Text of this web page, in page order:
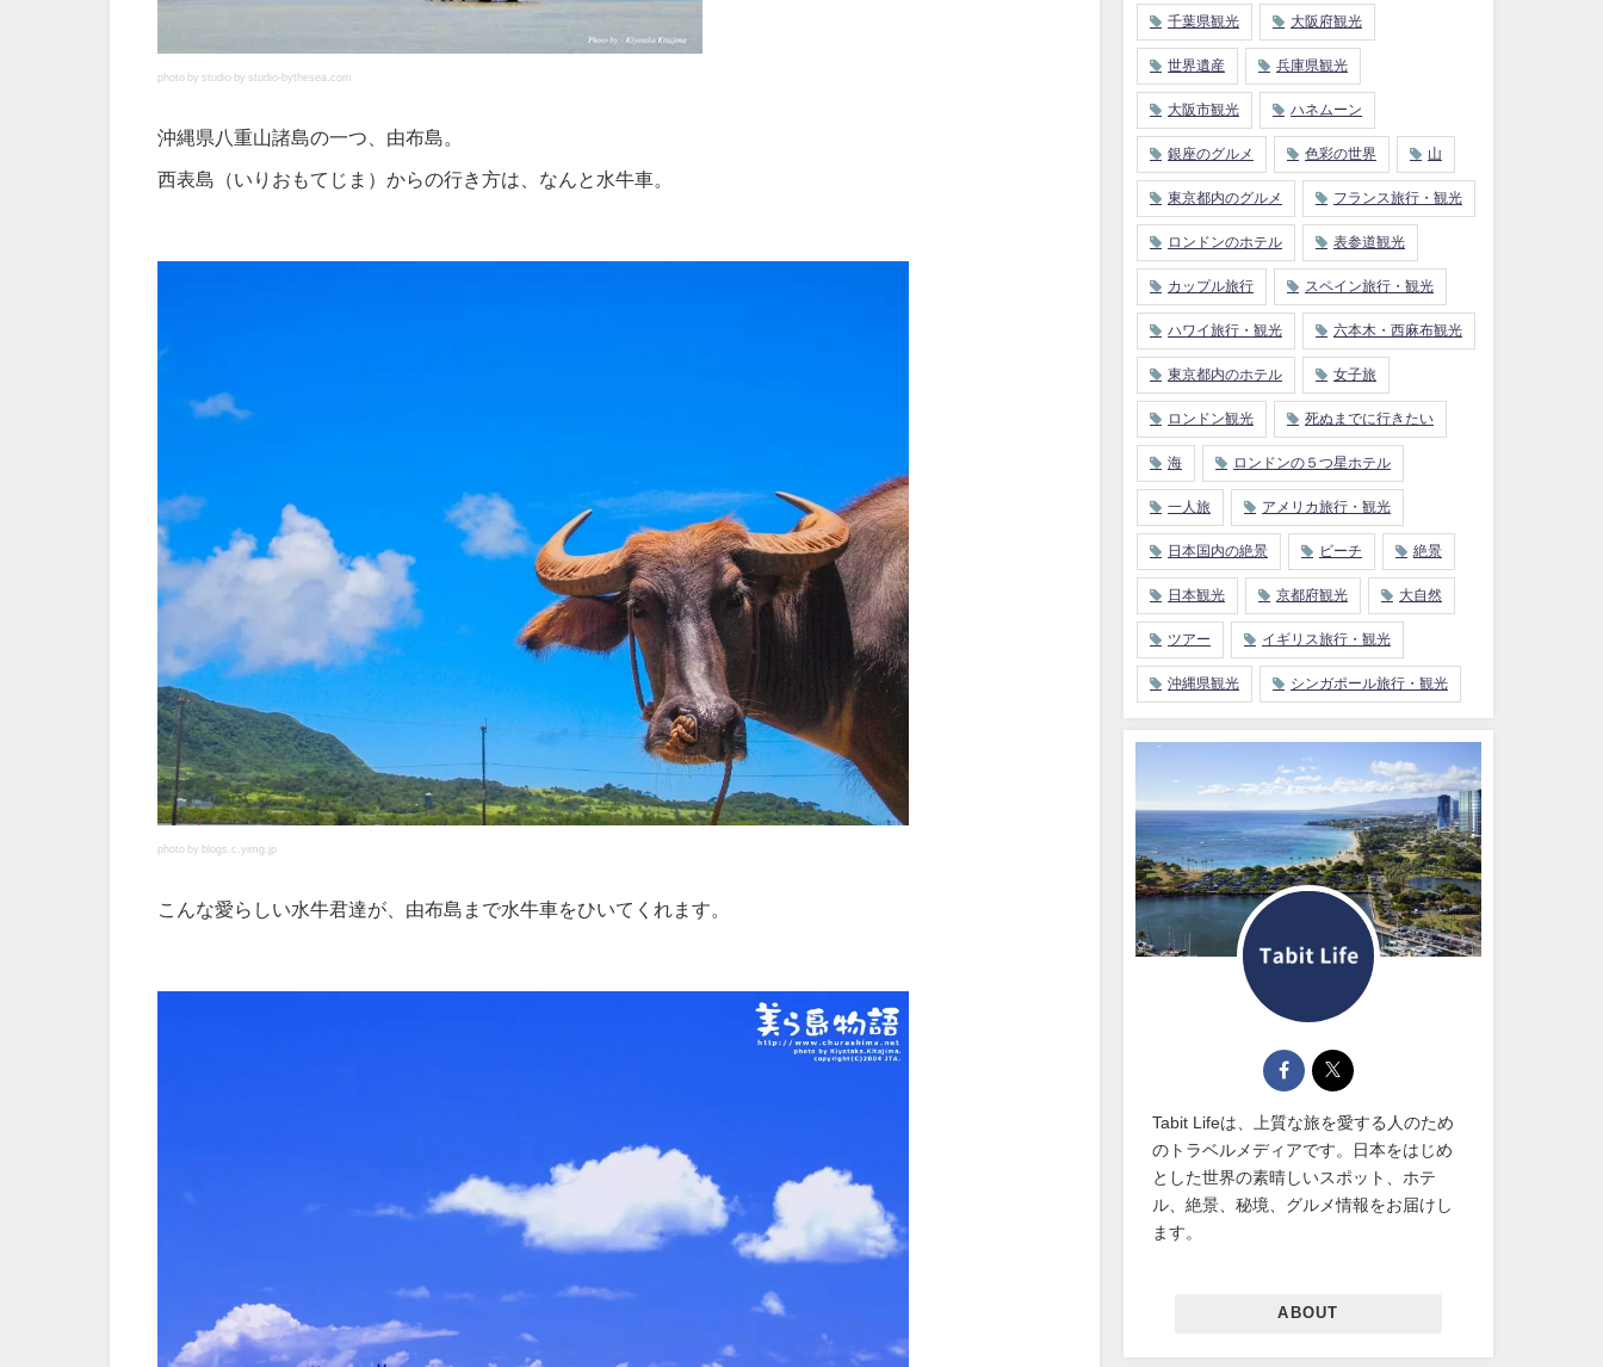
photo by studio by studio-bythesea.com
沖縄県八重山諸島の一つ、由布島。
西表島（いりおもてじま）からの行き方は、なんと水牛車。
photo by blogs.c.yimg.jp
こんな愛らしい水牛君達が、由布島まで水牛車をひいてくれます。
千葉県観光 大阪府観光
世界遺産 兵庫県観光
大阪市観光 ハネムーン
銀座のグルメ 色彩の世界 山
東京都内のグルメ フランス旅行・観光
ロンドンのホテル 表参道観光
カップル旅行 スペイン旅行・観光
ハワイ旅行・観光 六本木・西麻布観光
東京都内のホテル 女子旅
ロンドン観光 死ぬまでに行きたい
海 ロンドンの５つ星ホテル
一人旅 アメリカ旅行・観光
日本国内の絶景 ビーチ 絶景
日本観光 京都府観光 大自然
ツアー イギリス旅行・観光
沖縄県観光 シンガポール旅行・観光
Tabit Lifeは、上質な旅を愛する人のため
のトラベルメディアです。日本をはじめ
とした世界の素晴しいスポット、ホテ
ル、絶景、秘境、グルメ情報をお届けし
ます。
ABOUT